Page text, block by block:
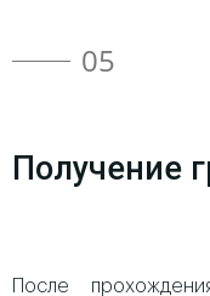
05
Получение
После